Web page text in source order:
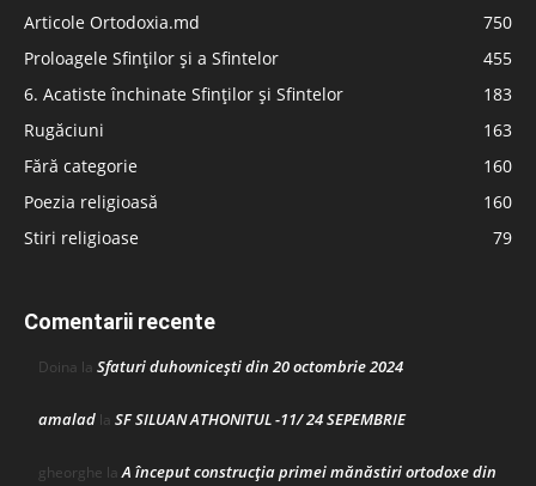
Articole Ortodoxia.md
750
Proloagele Sfinților și a Sfintelor
455
6. Acatiste închinate Sfinților și Sfintelor
183
Rugăciuni
163
Fără categorie
160
Poezia religioasă
160
Stiri religioase
79
Comentarii recente
Doina la Sfaturi duhovnicești din 20 octombrie 2024
amalad la SF SILUAN ATHONITUL -11/ 24 SEPEMBRIE
gheorghe laA început construcţia primei mănăstiri ortodoxe din